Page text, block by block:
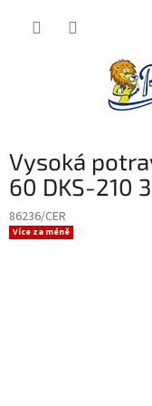
Vysoká
60 DKS-210
86236/CER
Více za méně